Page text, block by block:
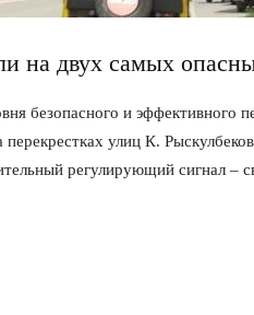
на двух самых
безопасного и эффективного
улиц К.
регулирующий сигнал –